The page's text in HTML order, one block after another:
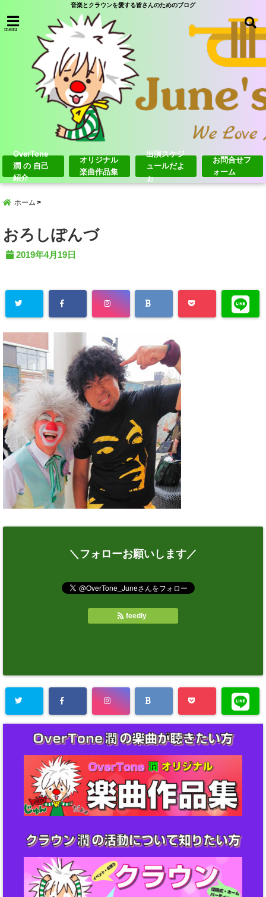
音楽とクラウンを愛する皆さんのためのブログ
menu
OverTone
潤 の 自己
紹介
オリジナル
楽曲作品集
出演スケジ
ュールだよ
ぉ
お問合せフ
ォーム
ホーム
おろしぽんづ
2019年4月19日
＼フォローお願いします／
feedly